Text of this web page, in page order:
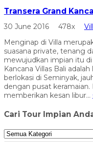
Transera Grand
30 June 2016 478x
Menginap di Villa
suasana private, tenang
mewujudkan impian itu di
Kancana Villas Bali
berlokasi di Seminyak,
dengan pusat keramaian.
memberikan kesan libur...
Cari Tour Impian